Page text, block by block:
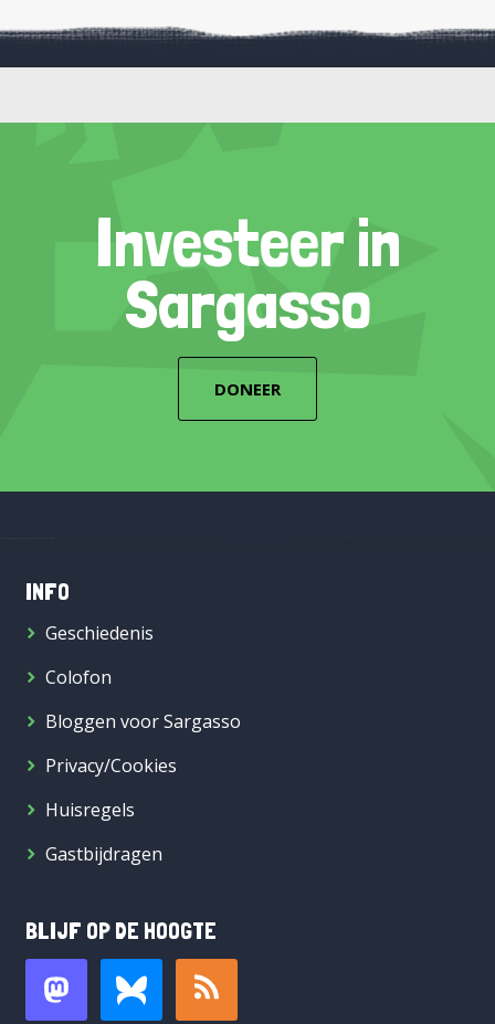
Investeer in
Sargasso
DONEER
INFO
Geschiedenis
Colofon
Bloggen voor Sargasso
Privacy/Cookies
Huisregels
Gastbijdragen
BLIJF OP DE HOOGTE